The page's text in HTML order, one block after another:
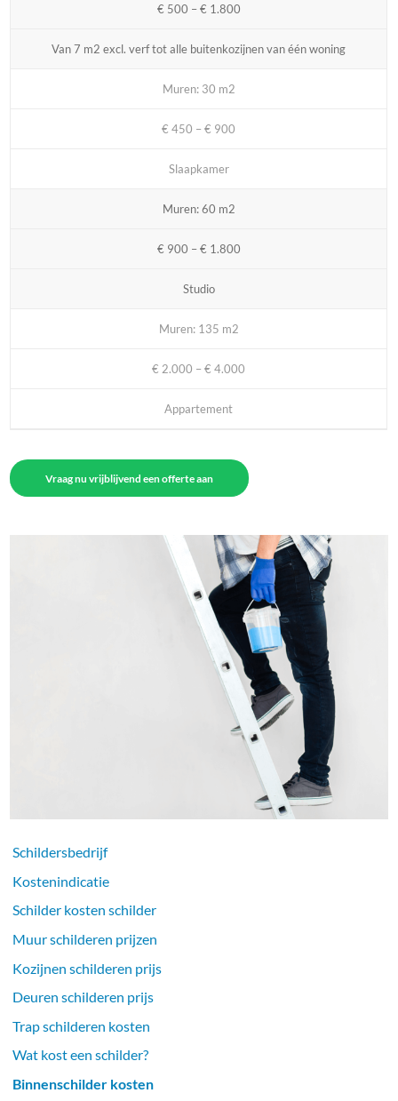
€ 500 – € 1.800
Van 7 m2 excl. verf tot alle buitenkozijnen van één woning
Muren: 30 m2
€ 450 – € 900
Slaapkamer
Muren: 60 m2
€ 900 – € 1.800
Studio
Muren: 135 m2
€ 2.000 – € 4.000
Appartement
Vraag nu vrijblijvend een offerte aan
Schildersbedrijf
Kostenindicatie
Schilder kosten schilder
Muur schilderen prijzen
Kozijnen schilderen prijs
Deuren schilderen prijs
Trap schilderen kosten
Wat kost een schilder?
Binnenschilder kosten